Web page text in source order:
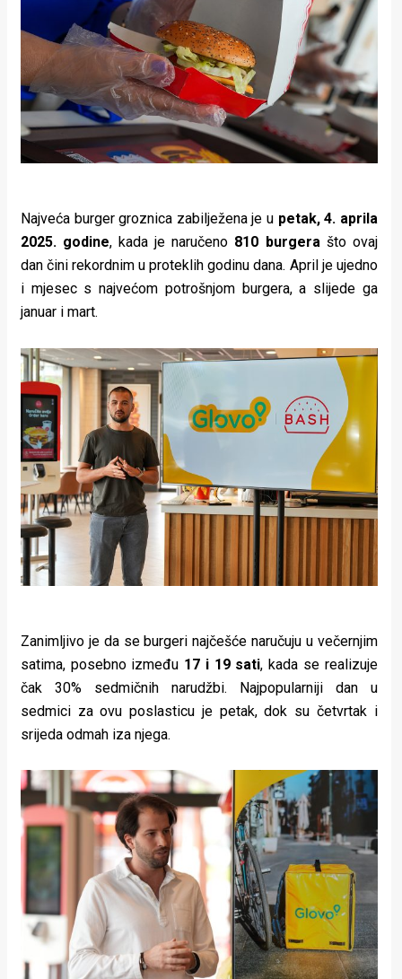
Najveća burger groznica zabilježena je u petak, 4. aprila
2025. godine, kada je naručeno 810 burgerašto ovaj
dan čini rekordnim u proteklih godinu dana. April je ujedno
i mjesec s najvećom potrošnjom burgera, a slijede ga
januar i mart.
Zanimljivo je da se burgeri najčešće naručuju u večernjim
satima, posebno između 17 i 19 sati, kada se realizuje
čak 30% sedmičnih narudžbi. Najpopularniji dan u
sedmici za ovu poslasticu je petak, dok su četvrtak i
srijeda odmah iza njega.